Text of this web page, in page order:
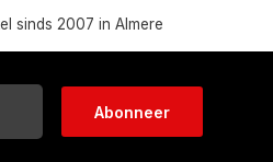
sinds 2007 in Almere
Abonneer